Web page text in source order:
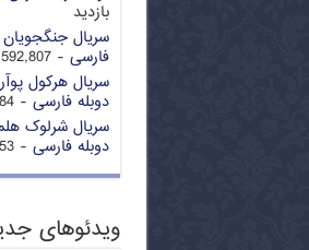
بازدید
سریال
فارسی - 592,807 بازدید
سریال هرکول
دوبله فارسی - 581,184 بازدید
سریال شرلوک
دوبله فارسی - 509,253 بازدید
ویدئوهای